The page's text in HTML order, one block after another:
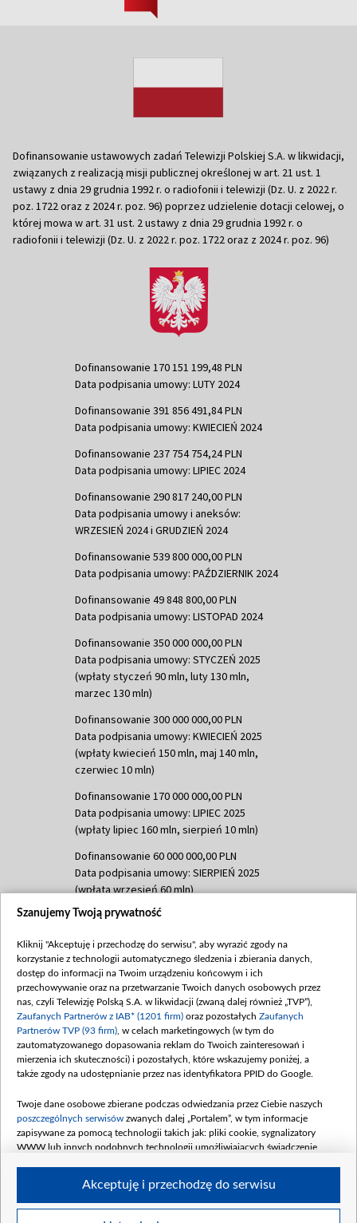
Dofinansowanie ustawowych zadań Telewizji Polskiej S.A. w likwidacji,
związanych z realizacją misji publicznej określonej w art. 21 ust. 1
ustawy z dnia 29 grudnia 1992 r. o radiofonii i telewizji (Dz. U. z 2022 r.
poz. 1722 oraz z 2024 r. poz. 96) poprzez udzielenie dotacji celowej, o
której mowa w art. 31 ust. 2 ustawy z dnia 29 grudnia 1992 r. o
radiofonii i telewizji (Dz. U. z 2022 r. poz. 1722 oraz z 2024 r. poz. 96)
Dofinansowanie 170 151 199,48 PLN
Data podpisania umowy: LUTY 2024
Dofinansowanie 391 856 491,84 PLN
Data podpisania umowy: KWIECIEŃ 2024
Dofinansowanie 237 754 754,24 PLN
Data podpisania umowy: LIPIEC 2024
Dofinansowanie 290 817 240,00 PLN
Data podpisania umowy i aneksów:
WRZESIEŃ 2024 i GRUDZIEŃ 2024
Dofinansowanie 539 800 000,00 PLN
Data podpisania umowy: PAŹDZIERNIK 2024
Dofinansowanie 49 848 800,00 PLN
Data podpisania umowy: LISTOPAD 2024
Dofinansowanie 350 000 000,00 PLN
Data podpisania umowy: STYCZEŃ 2025
(wpłaty styczeń 90 mln, luty 130 mln,
marzec 130 mln)
Dofinansowanie 300 000 000,00 PLN
Data podpisania umowy: KWIECIEŃ 2025
(wpłaty kwiecień 150 mln, maj 140 mln,
czerwiec 10 mln)
Dofinansowanie 170 000 000,00 PLN
Data podpisania umowy: LIPIEC 2025
(wpłaty lipiec 160 mln, sierpień 10 mln)
Dofinansowanie 60 000 000,00 PLN
Data podpisania umowy: SIERPIEŃ 2025
(wpłata wrzesień 60 mln)
Dofinansowanie 635 783 051,21 PLN
(wpłata wrzesień 100 mln, październik 350
mln, listopad 265 mln)
Dofinansowanie 48 862 000,00 PLN
Data podpisania umowy: GRUDZIEŃ 2025
(wpłata grudzień 60,548 mln)
Dofinansowanie 900 000 000,00 PLN
Data podpisania umowy: LUTY 2026 (wpłata
kwiecień 180 mln, 7 maja 180 mln, 8
czerwca 90 mln)
Dofinansowanie 250 000 000,00 PLN
4 sierpnia 250 mln
Szanujemy Twoją prywatność
Kliknij "Akceptuję i przechodzę do serwisu", aby wyrazić zgody na
korzystanie z technologii automatycznego śledzenia i zbierania danych,
dostęp do informacji na Twoim urządzeniu końcowym i ich
przechowywanie oraz na przetwarzanie Twoich danych osobowych przez
nas, czyli Telewizję Polską S.A. w likwidacji (zwaną dalej również „TVP”),
Zaufanych Partnerów z IAB* (1201 firm) oraz pozostałych Zaufanych
Partnerów TVP (93 firm) , w celach marketingowych (w tym do
zautomatyzowanego dopasowania reklam do Twoich zainteresowań i
mierzenia ich skuteczności) i pozostałych, które wskazujemy poniżej, a
także zgody na udostępnianie przez nas identyfikatora PPID do Google.
Twoje dane osobowe zbierane podczas odwiedzania przez Ciebie naszych
poszczególnych serwisów zwanych dalej „Portalem”, w tym informacje
zapisywane za pomocą technologii takich jak: pliki cookie, sygnalizatory
WWW lub innych podobnych technologii umożliwiających świadczenie
Twoje dane osobowe zbierane podczas odwiedzania przez Ciebie
Akceptuję i przechodzę do serwisu